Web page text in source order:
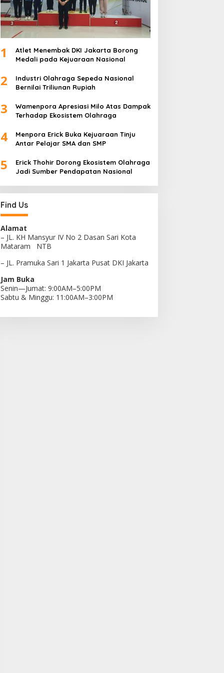
1
Atlet Menembak DKI Jakarta Borong
Medali pada Kejuaraan Nasional
2
Industri Olahraga Sepeda Nasional
Bernilai Triliunan Rupiah
3
Wamenpora Apresiasi Milo Atas Dampak
Terhadap Ekosistem Olahraga
4
Menpora Erick Buka Kejuaraan Tinju
Antar Pelajar SMA dan SMP
5
Erick Thohir Dorong Ekosistem Olahraga
Jadi Sumber Pendapatan Nasional
Find Us
Alamat
– JL. KH Mansyur IV No 2 Dasan Sari Kota
Mataram NTB
– JL. Pramuka Sari 1 Jakarta Pusat DKI Jakarta
Jam Buka
Senin—Jumat: 9:00AM–5:00PM
Sabtu & Minggu: 11:00AM–3:00PM